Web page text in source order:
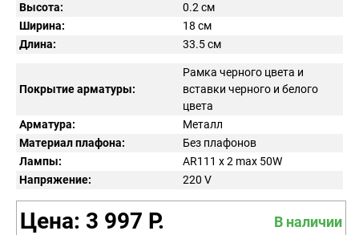
Высота:
0.2 см
Ширина:
18 см
Длина:
33.5 см
Покрытие арматуры:
Рамка черного цвета и
вставки черного и белого
цвета
Арматура:
Металл
Материал плафона:
Без плафонов
Лампы:
AR111 x 2 max 50W
Напряжение:
220 V
Цена: 3 997 Р.
В наличии